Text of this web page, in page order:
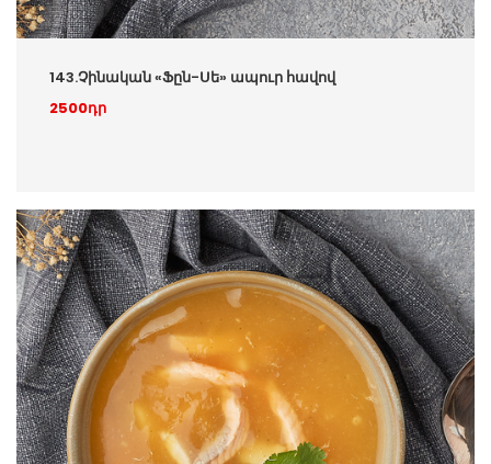
143.Չինական «Ֆըն-Սե» ապուր հավով
2500դր